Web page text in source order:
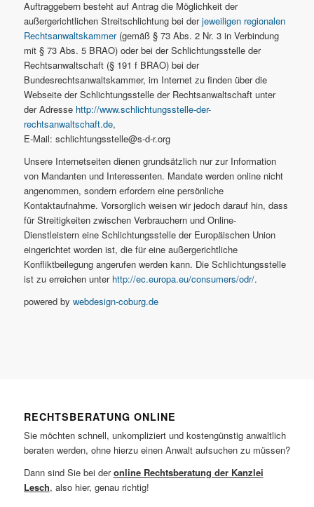
Auftraggebern besteht auf Antrag die Möglichkeit der
außergerichtlichen Streitschlichtung bei derjeweiligen regionalen
Rechtsanwaltskammer(gemäß § 73 Abs. 2 Nr. 3 in Verbindung
mit § 73 Abs. 5 BRAO) oder bei der Schlichtungsstelle der
Rechtsanwaltschaft (§ 191 f BRAO) bei der
Bundesrechtsanwaltskammer, im Internet zu finden über die
Webseite der Schlichtungsstelle der Rechtsanwaltschaft unter
der Adresse http://www.schlichtungsstelle-der-
rechtsanwaltschaft.de,
E-Mail: schlichtungsstelle@s-d-r.org
Unsere Internetseiten dienen grundsätzlich nur zur Information
von Mandanten und Interessenten. Mandate werden online nicht
angenommen, sondern erfordern eine persönliche
Kontaktaufnahme. Vorsorglich weisen wir jedoch darauf hin, dass
für Streitigkeiten zwischen Verbrauchern und Online-
Dienstleistern eine Schlichtungsstelle der Europäischen Union
eingerichtet worden ist, die für eine außergerichtliche
Konfliktbeilegung angerufen werden kann. Die Schlichtungsstelle
ist zu erreichen unter http://ec.europa.eu/consumers/odr/.
powered by webdesign-coburg.de
RECHTSBERATUNG ONLINE
Sie möchten schnell, unkompliziert und kostengünstig anwaltlich
beraten werden, ohne hierzu einen Anwalt aufsuchen zu müssen?
Dann sind Sie bei deronline Rechtsberatung der Kanzlei
Lesch, also hier, genau richtig!